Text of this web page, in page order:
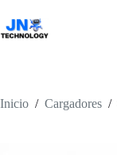
contenido
Inicio / Cargadores /